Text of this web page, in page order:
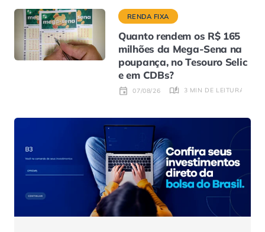
RENDA FIXA
Quanto rendem os R$ 165
milhões da Mega-Sena na
poupança, no Tesouro Selic
e em CDBs?
07/08/26 3 MIN DE LEITURA